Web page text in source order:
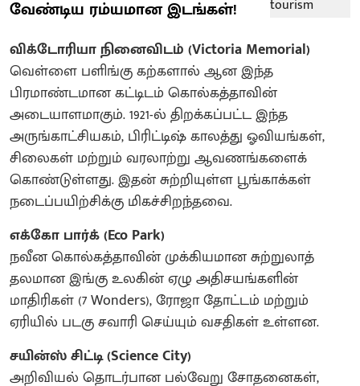
வேண்டிய ரம்யமான இடங்கள்!
விக்டோரியா நினைவிடம் (Victoria Memorial)
​வெள்ளை பளிங்கு கற்களால் ஆன இந்த
பிரமாண்டமான கட்டிடம் கொல்கத்தாவின்
அடையாளமாகும். 1921-ல் திறக்கப்பட்ட இந்த
அருங்காட்சியகம், பிரிட்டிஷ் காலத்து ஓவியங்கள்,
சிலைகள் மற்றும் வரலாற்று ஆவணங்களைக்
கொண்டுள்ளது. இதன் சுற்றியுள்ள பூங்காக்கள்
நடைப்பயிற்சிக்கு மிகச்சிறந்தவை.
எக்கோ பார்க் (Eco Park)
​நவீன கொல்கத்தாவின் முக்கியமான சுற்றுலாத்
தலமான இங்கு உலகின் ஏழு அதிசயங்களின்
மாதிரிகள் (7 Wonders), ரோஜா தோட்டம் மற்றும்
ஏரியில் படகு சவாரி செய்யும் வசதிகள் உள்ளன.
சயின்ஸ் சிட்டி (Science City)
அறிவியல் தொடர்பான பல்வேறு சோதனைகள்,